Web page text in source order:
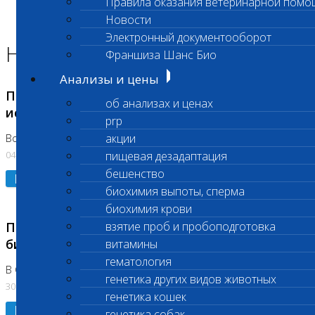
Новости
Электронный документооборот
Франшиза Шанс Био
Анализы и цены
об анализах и ценах
prp
акции
пищевая дезадаптация
бешенство
биохимия выпоты, сперма
биохимия крови
взятие проб и пробоподготовка
витамины
гематология
генетика других видов животных
генетика кошек
Главная страница
Новости лаборатории
Приостановка срочных биохимических
исследований
Во Владыкино
04.08.2026
Подробнее
Приостановлено выполнение срочных
биохимических исследований
В Сколково. Код (123,309,310)
30.07.2026
Подробнее